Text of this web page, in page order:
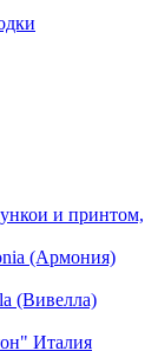
и принтом,
(Армония)
(Вивелла)
Италия